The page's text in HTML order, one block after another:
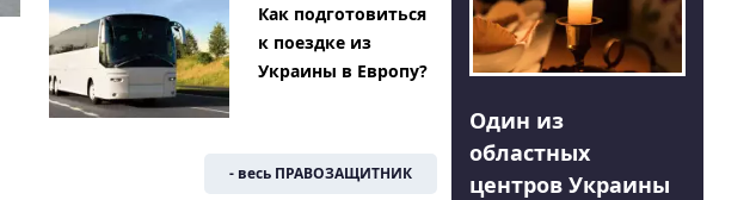
Как подготовиться
к поездке из
Украины в Европу?
- весь ПРАВОЗАЩИТНИК
Один из
областных
центров Украины